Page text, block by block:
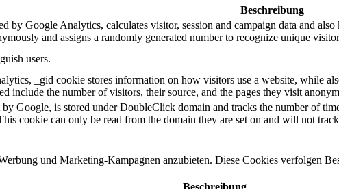
Beschreibung
by Google Analytics, calculates visitor, session and campaign data and
and assigns a randomly generated number to recognize unique
users.
_gid cookie stores information on how visitors use a website, while
include the number of visitors, their source, and the pages they visit
Google, is stored under DoubleClick domain and tracks the number of
cookie can only be read from the domain they are set on and will not
und Marketing-Kampagnen anzubieten. Diese Cookies verfolgen
Beschreibung